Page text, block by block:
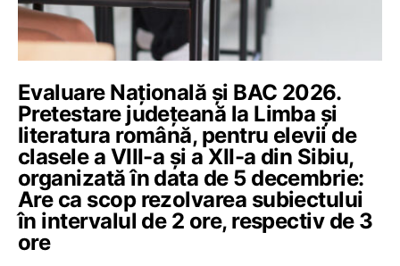
Evaluare Națională și BAC 2026.
Pretestare județeană la Limba și
literatura română, pentru elevii de
clasele a VIII-a și a XII-a din Sibiu,
organizată în data de 5 decembrie:
Are ca scop rezolvarea subiectului
în intervalul de 2 ore, respectiv de 3
ore